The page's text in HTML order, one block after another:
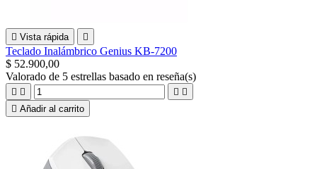
 Vista rápida 
Teclado Inalámbrico Genius KB-7200
$ 52.900,00
Valorado de 5 estrellas basado en reseña(s)
   
 Añadir al carrito